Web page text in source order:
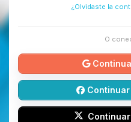
¿Olvidaste la
O